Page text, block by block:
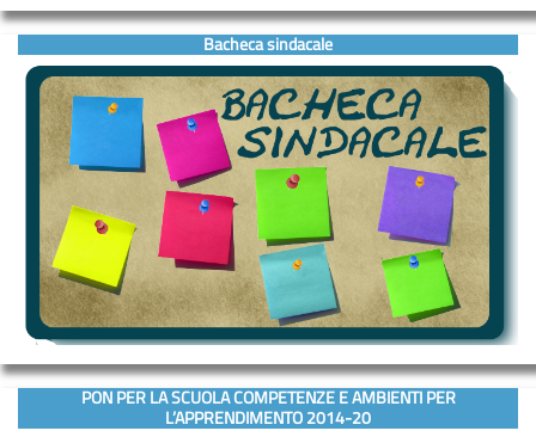
Bacheca sindacale
PON PER LA SCUOLA COMPETENZE E AMBIENTI PER
L’APPRENDIMENTO 2014-20